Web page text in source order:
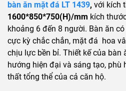
bàn ăn mặt đá LT 1439, với kích
1600*850*750(H)/mm kích
khoảng 6 đến 8 người. Bàn ăn
cực kỳ chắc chắn, mặt đá hoa
chịu lực bền bỉ. Thiết kế của bàn
hướng hiện đại và sáng tạo, phù
thất tổng thể của cả căn hộ.